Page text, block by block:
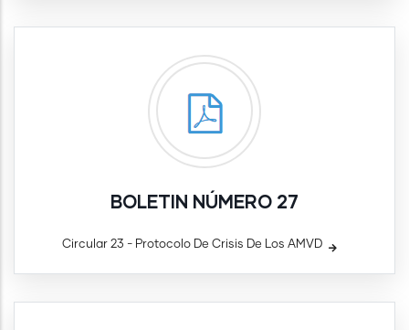
BOLETIN NÚMERO 27
Circular 23 - Protocolo De Crisis De Los AMVD